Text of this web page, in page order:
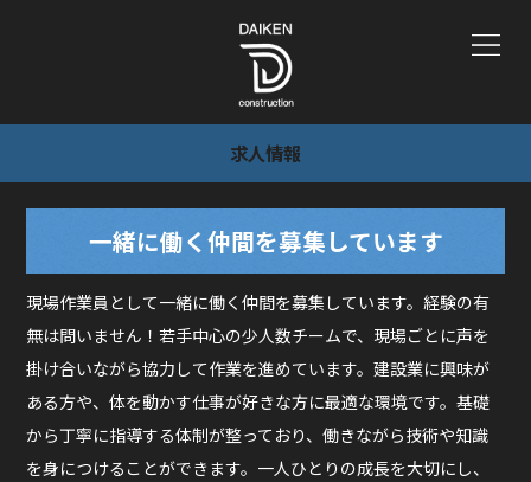
求人情報
一緒に働く仲間を募集しています
現場作業員として一緒に働く仲間を募集しています。経験の有
無は問いません！若手中心の少人数チームで、現場ごとに声を
掛け合いながら協力して作業を進めています。建設業に興味が
ある方や、体を動かす仕事が好きな方に最適な環境です。基礎
から丁寧に指導する体制が整っており、働きながら技術や知識
を身につけることができます。一人ひとりの成長を大切にし、